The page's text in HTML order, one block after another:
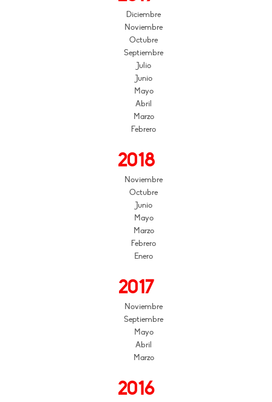
Diciembre
Noviembre
Octubre
Septiembre
Julio
Junio
Mayo
Abril
Marzo
Febrero
2018
Noviembre
Octubre
Junio
Mayo
Marzo
Febrero
Enero
2017
Noviembre
Septiembre
Mayo
Abril
Marzo
2016